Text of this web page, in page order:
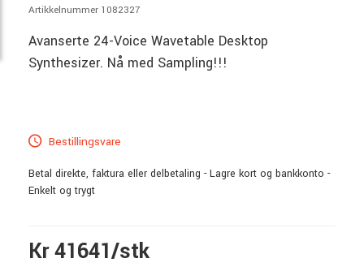
Artikkelnummer 1082327
Avanserte 24-Voice Wavetable Desktop
Synthesizer. Nå med Sampling!!!
Bestillingsvare
Betal direkte, faktura eller delbetaling - Lagre kort og bankkonto -
Enkelt og trygt
Kr 41641/stk